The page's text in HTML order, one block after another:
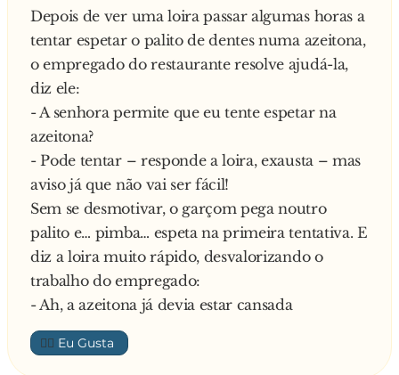
Joãozinho feliz da vida responde ainda mais
rápido:
- A menstruação! Hahaha, estão lixados! 5 a 0!
A professora, não aguentando mais, grita:
- Joãozinho, Sai e não volta mais!!!!!
Joãozinho, excitadíssimo, responde aos saltos:
- A m*rda, a m*rda! Yupiii 6 a 0
Ganhamoooooossss!
Depois de ver uma loira passar algumas horas a
tentar espetar o palito de dentes numa azeitona,
o empregado do restaurante resolve ajudá-la,
diz ele:
- A senhora permite que eu tente espetar na
azeitona?
- Pode tentar – responde a loira, exausta – mas
aviso já que não vai ser fácil!
Sem se desmotivar, o garçom pega noutro
palito e… pimba… espeta na primeira tentativa. E
diz a loira muito rápido, desvalorizando o
trabalho do empregado:
- Ah, a azeitona já devia estar cansada
👍🏼